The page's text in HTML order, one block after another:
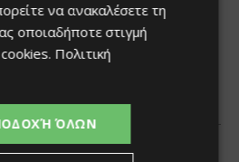
να ανακαλέσετε τη
οποιαδήποτε στιγμή
. Πολιτική
ΌΛΩΝ